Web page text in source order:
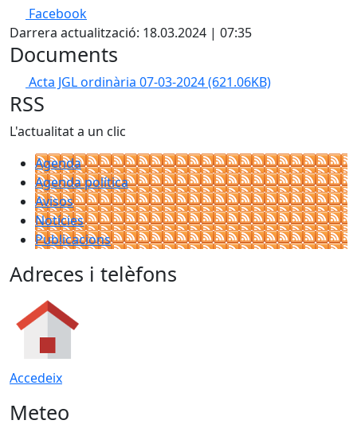
Facebook
Darrera actualització: 18.03.2024 | 07:35
Documents
Acta JGL ordinària 07-03-2024(621.06KB)
RSS
L'actualitat a un clic
Agenda
Agenda política
Avisos
Notícies
Publicacions
Adreces i telèfons
Accedeix
Meteo